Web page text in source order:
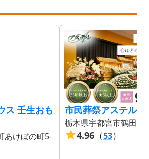
ス 壬生おも
あけぼの町5-
市民葬祭アステル
栃木県宇都宮市鶴田町
4.96 （53）